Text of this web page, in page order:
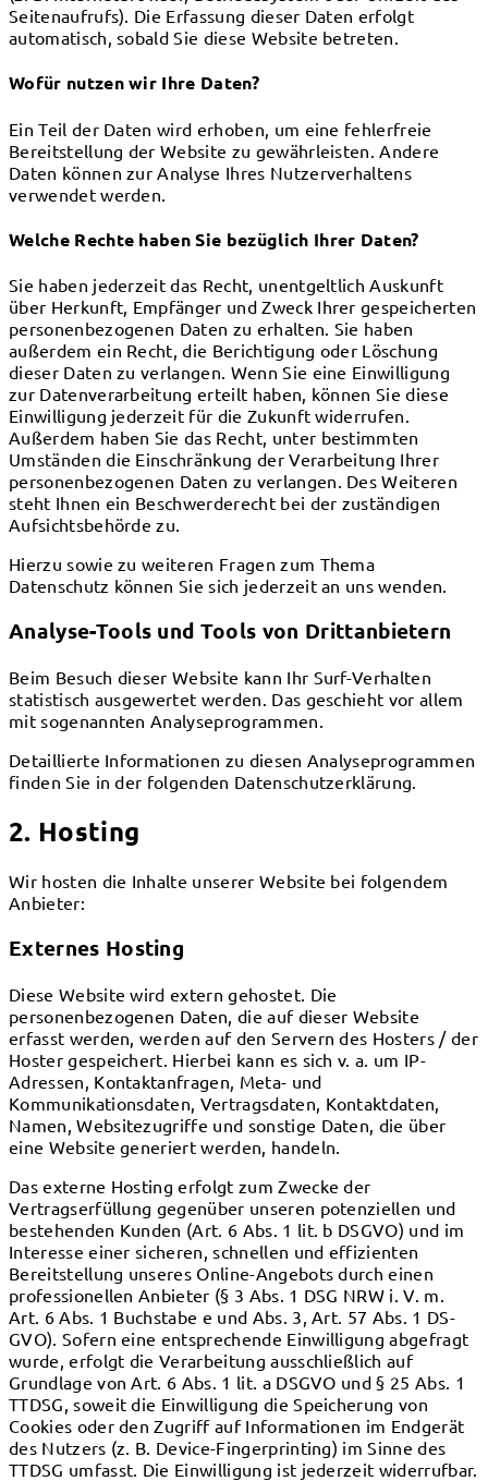
Seitenaufrufs). Die Erfassung dieser Daten erfolgt
automatisch, sobald Sie diese Website betreten.
Wofür nutzen wir Ihre Daten?
Ein Teil der Daten wird erhoben, um eine fehlerfreie
Bereitstellung der Website zu gewährleisten. Andere
Daten können zur Analyse Ihres Nutzerverhaltens
verwendet werden.
Welche Rechte haben Sie bezüglich Ihrer Daten?
Sie haben jederzeit das Recht, unentgeltlich Auskunft
über Herkunft, Empfänger und Zweck Ihrer gespeicherten
personenbezogenen Daten zu erhalten. Sie haben
außerdem ein Recht, die Berichtigung oder Löschung
dieser Daten zu verlangen. Wenn Sie eine Einwilligung
zur Datenverarbeitung erteilt haben, können Sie diese
Einwilligung jederzeit für die Zukunft widerrufen.
Außerdem haben Sie das Recht, unter bestimmten
Umständen die Einschränkung der Verarbeitung Ihrer
personenbezogenen Daten zu verlangen. Des Weiteren
steht Ihnen ein Beschwerderecht bei der zuständigen
Aufsichtsbehörde zu.
Hierzu sowie zu weiteren Fragen zum Thema
Datenschutz können Sie sich jederzeit an uns wenden.
Analyse-Tools und Tools von Dritt­anbietern
Beim Besuch dieser Website kann Ihr Surf-Verhalten
statistisch ausgewertet werden. Das geschieht vor allem
mit sogenannten Analyseprogrammen.
Detaillierte Informationen zu diesen Analyseprogrammen
finden Sie in der folgenden Datenschutzerklärung.
2. Hosting
Wir hosten die Inhalte unserer Website bei folgendem
Anbieter:
Externes Hosting
Diese Website wird extern gehostet. Die
personenbezogenen Daten, die auf dieser Website
erfasst werden, werden auf den Servern des Hosters / der
Hoster gespeichert. Hierbei kann es sich v. a. um IP-
Adressen, Kontaktanfragen, Meta- und
Kommunikationsdaten, Vertragsdaten, Kontaktdaten,
Namen, Websitezugriffe und sonstige Daten, die über
eine Website generiert werden, handeln.
Das externe Hosting erfolgt zum Zwecke der
Vertragserfüllung gegenüber unseren potenziellen und
bestehenden Kunden (Art. 6 Abs. 1 lit. b DSGVO) und im
Interesse einer sicheren, schnellen und effizienten
Bereitstellung unseres Online-Angebots durch einen
professionellen Anbieter (§ 3 Abs. 1 DSG NRW i. V. m.
Art. 6 Abs. 1 Buchstabe e und Abs. 3, Art. 57 Abs. 1 DS-
GVO). Sofern eine entsprechende Einwilligung abgefragt
wurde, erfolgt die Verarbeitung ausschließlich auf
Grundlage von Art. 6 Abs. 1 lit. a DSGVO und § 25 Abs. 1
TTDSG, soweit die Einwilligung die Speicherung von
Cookies oder den Zugriff auf Informationen im Endgerät
des Nutzers (z. B. Device-Fingerprinting) im Sinne des
TTDSG umfasst. Die Einwilligung ist jederzeit widerrufbar.